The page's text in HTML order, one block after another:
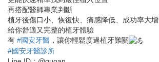
再搭配醫師專業判斷
植牙後傷口小、恢復快、痛感降低、成功率大增
給你舒適又完整的植牙體驗
有 #國安牙醫 ，讓你輕鬆度過植牙難關
#國安牙醫診所